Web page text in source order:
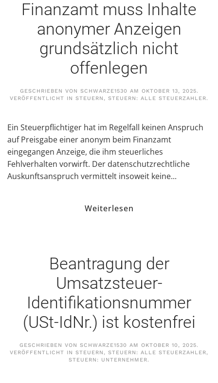
Finanzamt muss Inhalte
anonymer Anzeigen
grundsätzlich nicht
offenlegen
GESCHRIEBEN VON SCHWARZE1530 AM OKTOBER 13, 2025.
VERÖFFENTLICHT IN STEUERN, STEUERN: ALLE STEUERZAHLER.
Ein Steuerpflichtiger hat im Regelfall keinen Anspruch
auf Preisgabe einer anonym beim Finanzamt
eingegangen Anzeige, die ihm steuerliches
Fehlverhalten vorwirft. Der datenschutzrechtliche
Auskunftsanspruch vermittelt insoweit keine...
Weiterlesen
Beantragung der
Umsatzsteuer-
Identifikationsnummer
(USt-IdNr.) ist kostenfrei
GESCHRIEBEN VON SCHWARZE1530 AM OKTOBER 10, 2025.
VERÖFFENTLICHT IN STEUERN, STEUERN: ALLE STEUERZAHLER,
STEUERN: UNTERNEHMER.